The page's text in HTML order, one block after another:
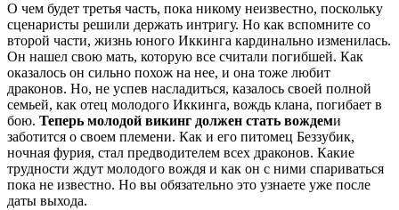
О чем будет третья часть, пока никому неизвестно, поскольку
сценаристы решили держать интригу. Но как вспомните со
второй части, жизнь юного Иккинга кардинально изменилась.
Он нашел свою мать, которую все считали погибшей. Как
оказалось он сильно похож на нее, и она тоже любит
драконов. Но, не успев насладиться, казалось своей полной
семьей, как отец молодого Иккинга, вождь клана, погибает в
бою. Теперь молодой викинг должен стать вождеми
заботится о своем племени. Как и его питомец Беззубик,
ночная фурия, стал предводителем всех драконов. Какие
трудности ждут молодого вождя и как он с ними спариваться
пока не известно. Но вы обязательно это узнаете уже после
даты выхода.